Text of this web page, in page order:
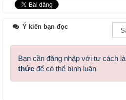
Ý kiến bạn đọc
Bạn cần đăng nhập với tư cách là
thức để có thể bình luận